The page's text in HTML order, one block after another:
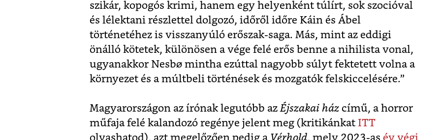
szikár, kopogós krimi, hanem egy helyenként túlírt, sok szocióval
és lélektani részlettel dolgozó, időről időre Káin és Ábel
történetéhez is visszanyúló erőszak-saga. Más, mint az eddigi
önálló kötetek, különösen a vége felé erős benne a nihilista vonal,
ugyanakkor Nesbø mintha ezúttal nagyobb súlyt fektetett volna a
környezet és a múltbeli történések és mozgatók felskiccelésére.”
Magyarországon az írónak legutóbb azÉjszakai ház című, a horror
műfaja felé kalandozó regénye jelent meg (kritikánkat ITT